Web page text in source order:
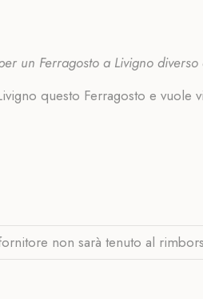
un Ferragosto a Livigno
questo Ferragosto e
non sarà tenuto al